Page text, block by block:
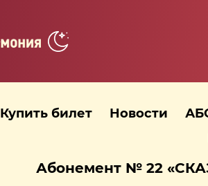
Купить билет Новости
Абонемент № 22